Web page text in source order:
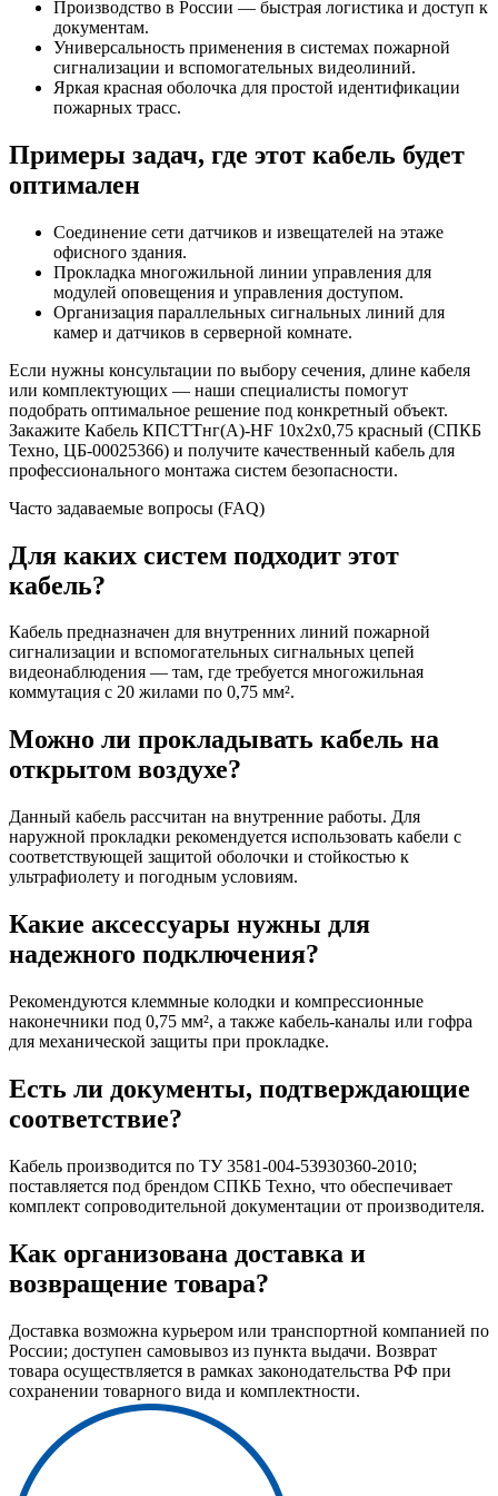
Производство в России — быстрая логистика и доступ к
документам.
Универсальность применения в системах пожарной
сигнализации и вспомогательных видеолиний.
Яркая красная оболочка для простой идентификации
пожарных трасс.
Примеры задач, где этот кабель будет
оптимален
Соединение сети датчиков и извещателей на этаже
офисного здания.
Прокладка многожильной линии управления для
модулей оповещения и управления доступом.
Организация параллельных сигнальных линий для
камер и датчиков в серверной комнате.
Если нужны консультации по выбору сечения, длине кабеля
или комплектующих — наши специалисты помогут
подобрать оптимальное решение под конкретный объект.
Закажите Кабель КПСТТнг(А)-HF 10х2х0,75 красный (СПКБ
Техно, ЦБ-00025366) и получите качественный кабель для
профессионального монтажа систем безопасности.
Часто задаваемые вопросы (FAQ)
Для каких систем подходит этот
кабель?
Кабель предназначен для внутренних линий пожарной
сигнализации и вспомогательных сигнальных цепей
видеонаблюдения — там, где требуется многожильная
коммутация с 20 жилами по 0,75 мм².
Можно ли прокладывать кабель на
открытом воздухе?
Данный кабель рассчитан на внутренние работы. Для
наружной прокладки рекомендуется использовать кабели с
соответствующей защитой оболочки и стойкостью к
ультрафиолету и погодным условиям.
Какие аксессуары нужны для
надежного подключения?
Рекомендуются клеммные колодки и компрессионные
наконечники под 0,75 мм², а также кабель-каналы или гофра
для механической защиты при прокладке.
Есть ли документы, подтверждающие
соответствие?
Кабель производится по ТУ 3581-004-53930360-2010;
поставляется под брендом СПКБ Техно, что обеспечивает
комплект сопроводительной документации от производителя.
Как организована доставка и
возвращение товара?
Доставка возможна курьером или транспортной компанией по
России; доступен самовывоз из пункта выдачи. Возврат
товара осуществляется в рамках законодательства РФ при
сохранении товарного вида и комплектности.